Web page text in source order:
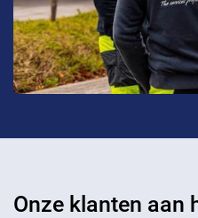
Onze klanten aan